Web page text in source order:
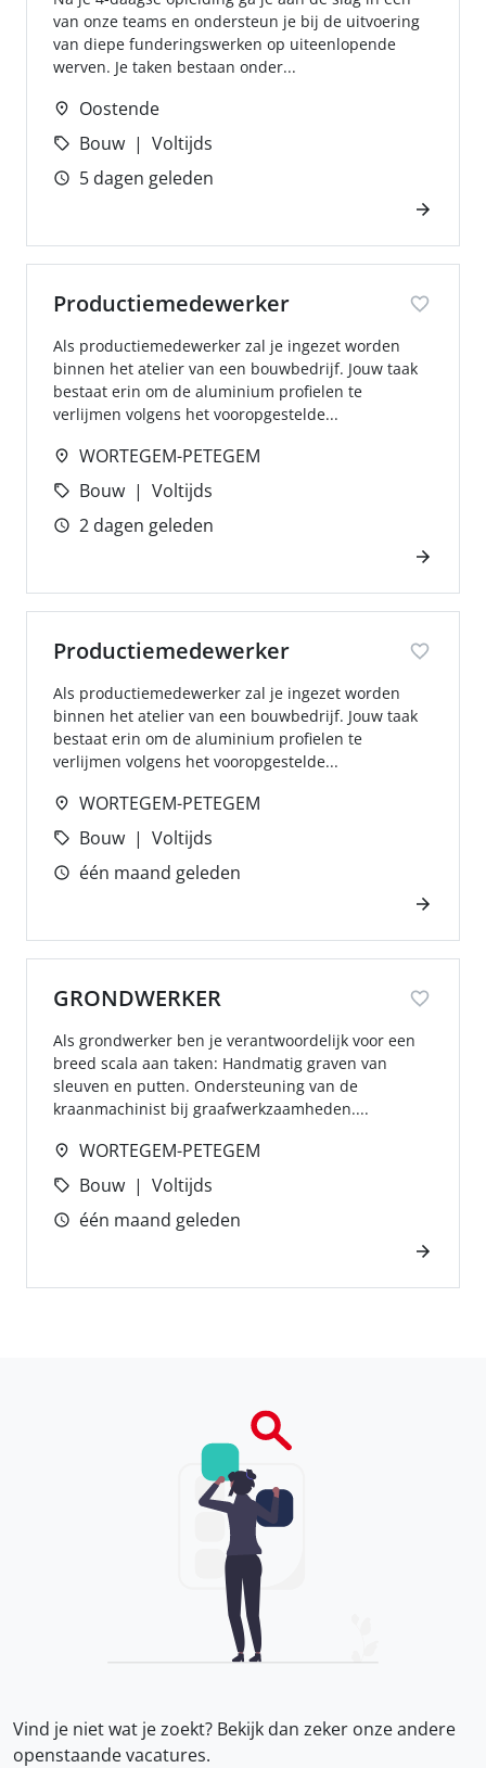
van onze teams en ondersteun je bij de uitvoering
van diepe funderingswerken op uiteenlopende
werven. Je taken bestaan onder...
Oostende
Bouw
Voltijds
5 dagen geleden
Productiemedewerker
Als productiemedewerker zal je ingezet worden
binnen het atelier van een bouwbedrijf. Jouw taak
bestaat erin om de aluminium profielen te
verlijmen volgens het vooropgestelde...
WORTEGEM-PETEGEM
Bouw
Voltijds
2 dagen geleden
Productiemedewerker
Als productiemedewerker zal je ingezet worden
binnen het atelier van een bouwbedrijf. Jouw taak
bestaat erin om de aluminium profielen te
verlijmen volgens het vooropgestelde...
WORTEGEM-PETEGEM
Bouw
Voltijds
één maand geleden
GRONDWERKER
Als grondwerker ben je verantwoordelijk voor een
breed scala aan taken: Handmatig graven van
sleuven en putten. Ondersteuning van de
kraanmachinist bij graafwerkzaamheden....
WORTEGEM-PETEGEM
Bouw
Voltijds
één maand geleden
Vind je niet wat je zoekt? Bekijk dan zeker onzeandere
openstaande vacatures.